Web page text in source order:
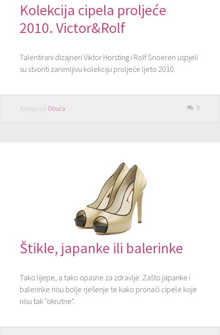
Kolekcija cipela proljeće
2010. Victor&Rolf
Talentirani dizajneri Viktor Horsting i Rolf Snoeren uspjeli
su stvoriti zanimljivu kolekciju proljeće ljeto 2010.
Kategorija Obuća 0
Štikle, japanke ili balerinke
Tako lijepe, a tako opasne za zdravlje. Zašto japanke i
balerinke nisu bolje rješenje te kako pronaći cipele koje
nisu tak "okrutne".